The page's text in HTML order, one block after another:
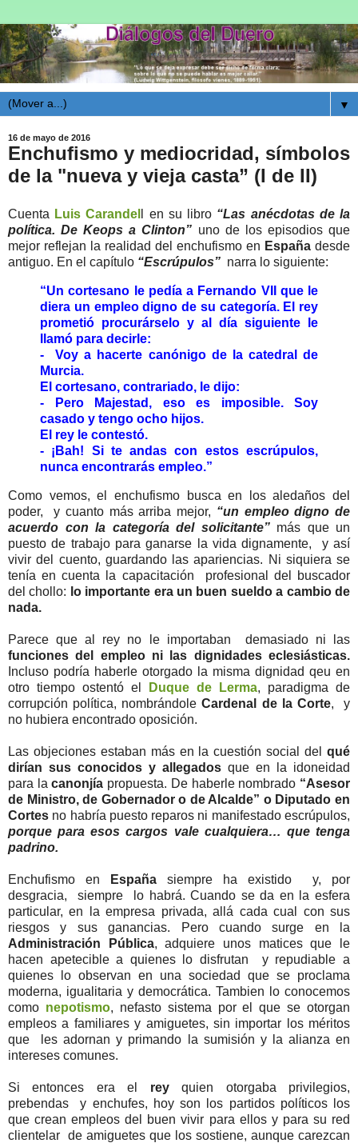
▼
16 de mayo de 2016
Enchufismo y mediocridad, símbolos
de la "nueva y vieja casta” (I de II)
Cuenta Luis Carandel l en su libro “Las anécdotas de la
política. De Keops a Clinton” uno de los episodios que
mejor reflejan la realidad del enchufismo en España desde
antiguo. En el capítulo “Escrúpulos” narra lo siguiente:
“Un cortesano le pedía a Fernando VII que le
diera un empleo digno de su categoría. El rey
prometió procurárselo y al día siguiente le
llamó para decirle:
- Voy a hacerte canónigo de la catedral de
Murcia.
El cortesano, contrariado, le dijo:
- Pero Majestad, eso es imposible. Soy
casado y tengo ocho hijos.
El rey le contestó.
- ¡Bah! Si te andas con estos escrúpulos,
nunca encontrarás empleo.”
Como vemos, el enchufismo busca en los aledaños del
poder, y cuanto más arriba mejor, “un empleo digno de
acuerdo con la categoría del solicitante”más que un
puesto de trabajo para ganarse la vida dignamente, y así
vivir del cuento, guardando las apariencias. Ni siquiera se
tenía en cuenta la capacitación profesional del buscador
del chollo: lo importante era un buen sueldo a cambio de
nada.
Parece que al rey no le importaban demasiado ni las
funciones del empleo ni las dignidades eclesiásticas.
Incluso podría haberle otorgado la misma dignidad qeu en
otro tiempo ostentó el
Duque de Lerma, paradigma de
corrupción política, nombrándoleCardenal de la Corte, y
no hubiera encontrado oposición.
Las objeciones estaban más en la cuestión social del qué
dirían sus conocidos y allegados que en la idoneidad
para lacanonjía propuesta. De haberle nombrado “Asesor
de Ministro, de Gobernador o de Alcalde” o Diputado en
Cortes no habría puesto reparos ni manifestado escrúpulos,
porque para esos cargos vale cualquiera… que tenga
padrino.
Enchufismo en España siempre ha existido y, por
desgracia, siempre lo habrá. Cuando se da en la esfera
particular, en la empresa privada, allá cada cual con sus
riesgos y sus ganancias. Pero cuando surge en la
Administración Pública, adquiere unos matices que le
hacen apetecible a quienes lo disfrutan y repudiable a
quienes lo observan en una sociedad que se proclama
moderna, igualitaria y democrática. Tambien lo conocemos
como nepotismo, nefasto sistema por el que se otorgan
empleos a familiares y amiguetes, sin importar los méritos
que les adornan y primando la sumisión y la alianza en
intereses comunes.
Si entonces era el reyquien otorgaba privilegios,
prebendas y enchufes, hoy son los partidos políticos los
que crean empleos del buen vivir para ellos y para su red
clientelar de amiguetes que los sostiene, aunque carezcan